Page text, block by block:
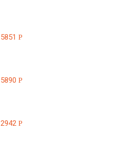
5851Р
5890Р
2942Р